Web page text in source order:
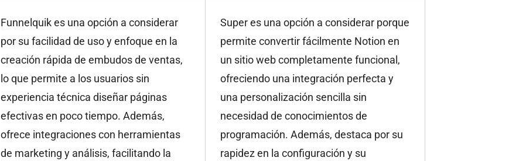
Funnelquik es una opción a considerar
por su facilidad de uso y enfoque en la
creación rápida de embudos de ventas,
lo que permite a los usuarios sin
experiencia técnica diseñar páginas
efectivas en poco tiempo. Además,
ofrece integraciones con herramientas
de marketing y análisis, facilitando la
Super es una opción a considerar porque
permite convertir fácilmente Notion en
un sitio web completamente funcional,
ofreciendo una integración perfecta y
una personalización sencilla sin
necesidad de conocimientos de
programación. Además, destaca por su
rapidez en la configuración y su